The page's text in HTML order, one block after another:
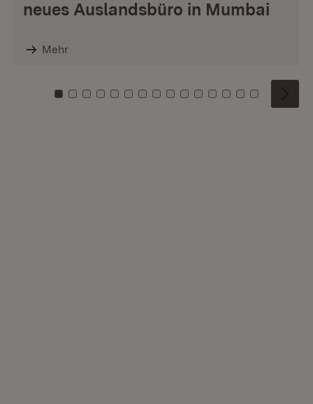
neues Auslandsbüro in Mumbai
Mehr
Zu Kachel: 0
Zu Kachel: 1
Zu Kachel: 2
Zu Kachel: 3
Zu Kachel: 4
Zu Kachel: 5
Zu Kachel: 6
Zu Kachel: 7
Zu Kachel: 8
Zu Kachel: 9
Zu Kachel: 10
Zu Kachel: 11
Zu Kachel: 12
Zu Kachel:
Zu